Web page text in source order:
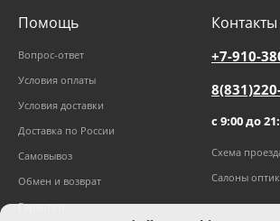
Помощь
Вопрос-ответ
Условия оплаты
Условия доставки
Доставка по России
Самовывоз
Обмен и возврат
Гарантии
Контакты
+7-910-
с 9:00 до
Схема
Салоны